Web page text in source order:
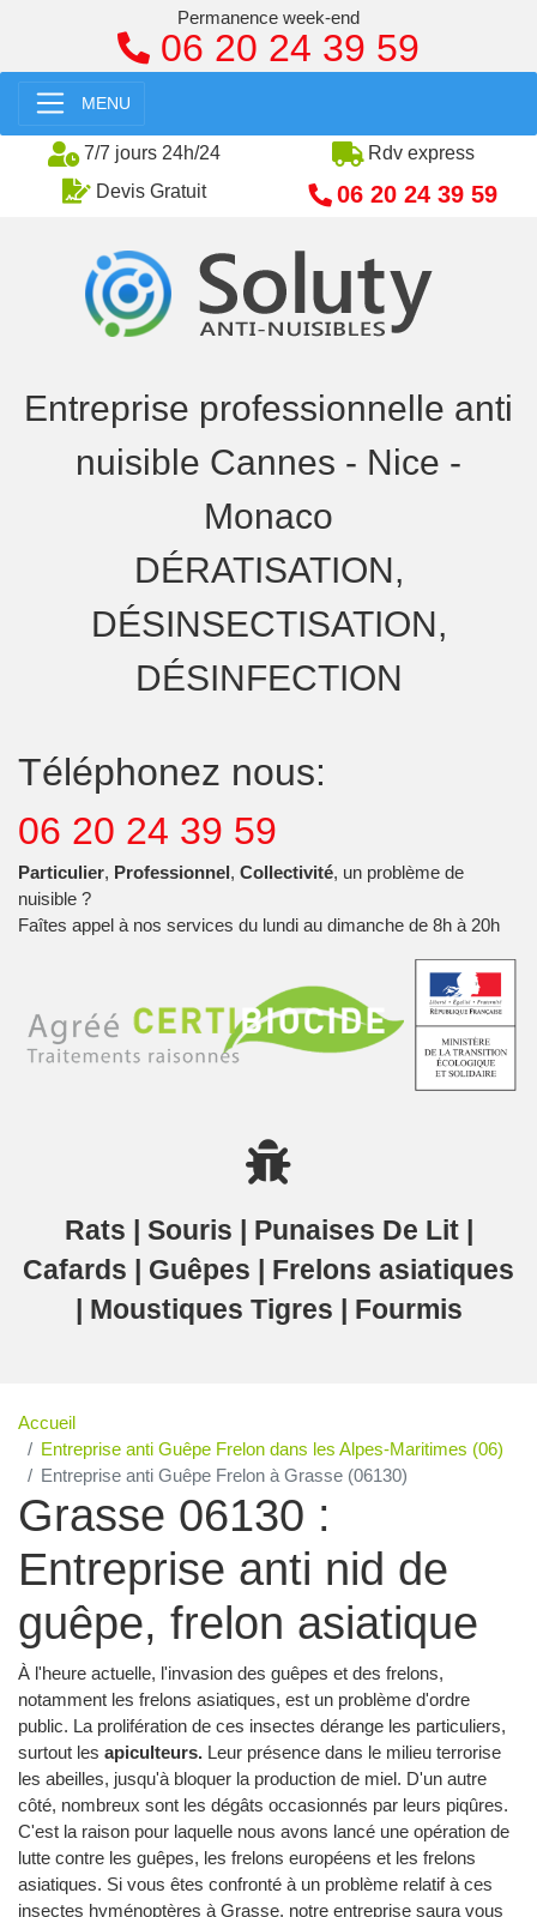
MENU
7/7 jours 24h/24
Rdv express
Devis Gratuit
06 20 24 39 59
Entreprise professionnelle anti
nuisible Cannes - Nice -
Monaco
DÉRATISATION,
DÉSINSECTISATION,
DÉSINFECTION
Téléphonez nous:
06 20 24 39 59
Particulier, Professionnel, Collectivité, un problème de
nuisible ?
Faîtes appel à nos services du lundi au dimanche de 8h à 20h
Rats | Souris | Punaises De Lit |
Cafards | Guêpes | Frelons asiatiques
| Moustiques Tigres | Fourmis
Accueil
Entreprise anti Guêpe Frelon dans les Alpes-Maritimes (06)
Entreprise anti Guêpe Frelon à Grasse (06130)
Grasse 06130 :
Entreprise anti nid de
guêpe, frelon asiatique
À l'heure actuelle, l'invasion des guêpes et des frelons,
notamment les frelons asiatiques, est un problème d'ordre
public. La prolifération de ces insectes dérange les particuliers,
surtout les apiculteurs. Leur présence dans le milieu terrorise
les abeilles, jusqu'à bloquer la production de miel. D'un autre
côté, nombreux sont les dégâts occasionnés par leurs piqûres.
C'est la raison pour laquelle nous avons lancé une opération de
lutte contre les guêpes, les frelons européens et les frelons
asiatiques. Si vous êtes confronté à un problème relatif à ces
insectes hyménoptères à Grasse, notre entreprise saura vous
Permanence week-end
06 20 24 39 59